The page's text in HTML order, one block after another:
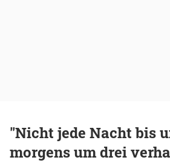
"Nicht jede Nacht bis
morgens um drei